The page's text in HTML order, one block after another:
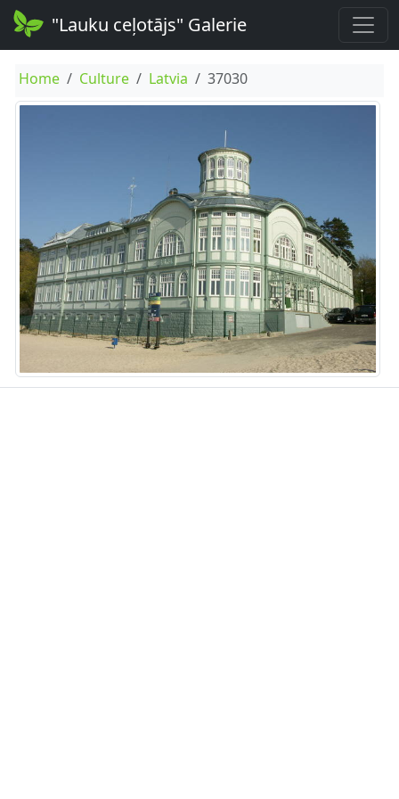
"Lauku ceļotājs" Galerie
Home Culture Latvia 37030